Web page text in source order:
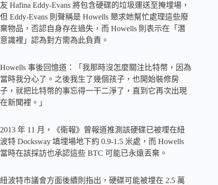
友 Hafina Eddy-Evans 將包含硬碟的垃圾運送至掩埋場，
但 Eddy-Evans 則聲稱是 Howells 懇求她幫忙處理這些廢
棄物品，否認自身存在過失，而 Howells 則表示在「潛
意識裡」認為對方需為此負責。
Howells 事後回憶道：「我那時沒怎麼關注比特幣，因為
當時我分心了。之後我生了幾個孩子，也開始裝修房
子，就把比特幣的事忘得一干二淨了，直到它再次出現
在新聞裡。」
2013 年 11 月，《衛報》曾報道推測該硬碟已被埋在紐
波特 Docksway 填埋場地下約 0.9-1.5 米處，而 Howells
當時在該採訪也承認這些 BTC 可能已永遠丟棄。
紐波特市議會方面後續則指出，硬碟可能被埋在 2.5 萬